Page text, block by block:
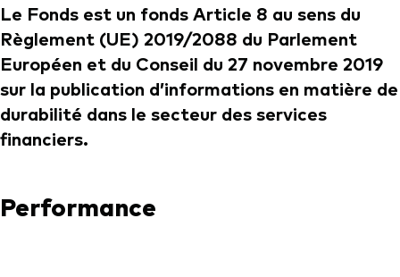
Le Fonds est un fonds Article 8 au sens du
Règlement (UE) 2019/2088 du Parlement
Européen et du Conseil du 27 novembre 2019
sur la publication d’informations en matière de
durabilité dans le secteur des services
financiers.
Performance